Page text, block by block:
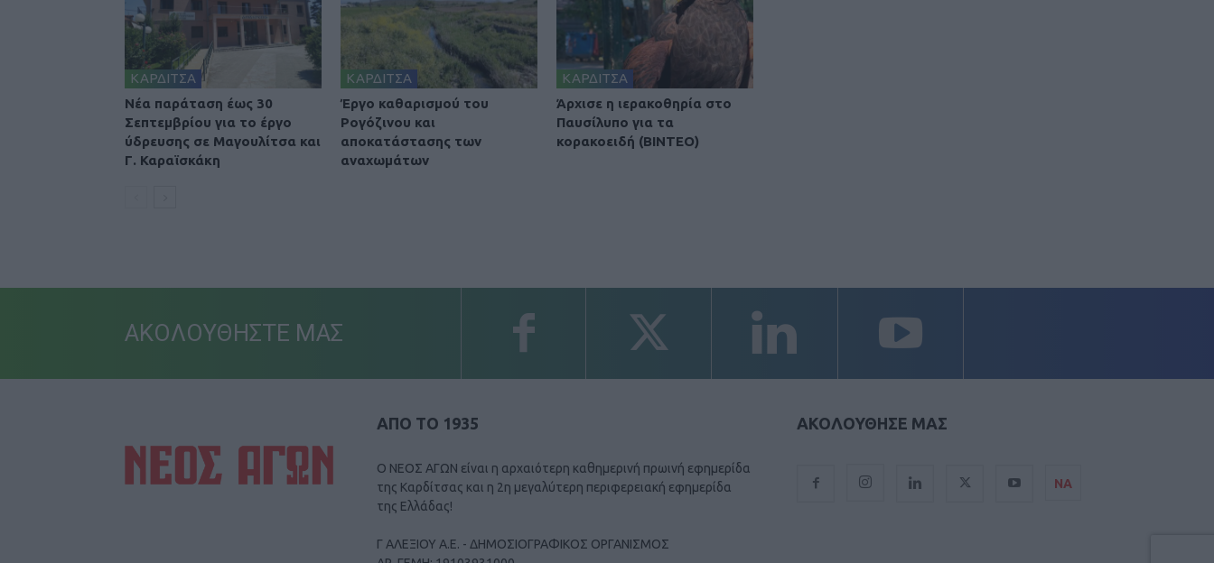
ΚΑΡΔΙΤΣΑ
Νέα παράταση έως 30
Σεπτεμβρίου για το έργο
ύδρευσης σε Μαγουλίτσα και
Γ. Καραϊσκάκη
ΚΑΡΔΙΤΣΑ
Έργο καθαρισμού του
Ρογόζινου και
αποκατάστασης των
αναχωμάτων
ΚΑΡΔΙΤΣΑ
Άρχισε η ιερακοθηρία στο
Παυσίλυπο για τα
κορακοειδή (ΒΙΝΤΕΟ)
ΑΚΟΛΟΥΘΗΣΤΕ ΜΑΣ
ΑΠΟ ΤΟ 1935
Ο ΝΕΟΣ ΑΓΩΝ είναι η αρχαιότερη καθημερινή πρωινή εφημερίδα
της Καρδίτσας και η 2η μεγαλύτερη περιφερειακή εφημερίδα
της Ελλάδας!
Γ ΑΛΕΞΙΟΥ Α.Ε. - ΔΗΜΟΣΙΟΓΡΑΦΙΚΟΣ ΟΡΓΑΝΙΣΜΟΣ
ΑΚΟΛΟΥΘΗΣΕ ΜΑΣ
ΝΑ